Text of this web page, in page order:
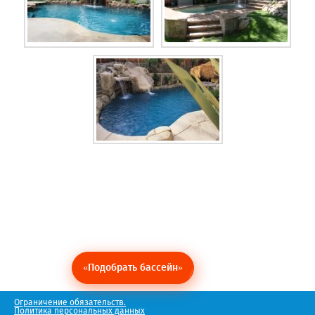
«Подобрать бассейн»
Ограничение обязательств.
Политика персональных данных